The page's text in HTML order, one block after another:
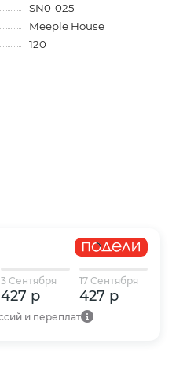
SN0-025
Meeple House
120
3 Сентября
427 р
17 Сентября
427 р
и переплат